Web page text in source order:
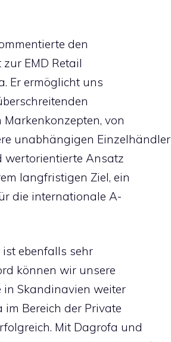
den
EMD Retail
Er ermöglicht uns
von
unabhängigen Einzelhändler
wertorientierte Ansatz
langfristigen Ziel, ein
die internationale A-
ist ebenfalls sehr
können wir unsere
Skandinavien weiter
Bereich der Private
Mit Dagrofa und